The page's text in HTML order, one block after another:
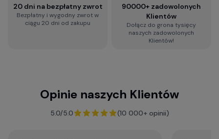
wideorejestratora
Zobacz więcej porad dotyczących
wideorejestratorów, a także zestaw najczęściej
F.A.Q. - najczęściej zadawane pytania
20 dni na bezpłatny zwrot
Bezpłatny i wygodny zwrot w
ciągu 20 dni od zakupu
90000+ zadowolonych
Klientów
Dołącz do grona tysięcy
naszych zadowolonych
Klientów!
Opinie naszych Klientów
5.0/5.0 (10 000+ opinii)